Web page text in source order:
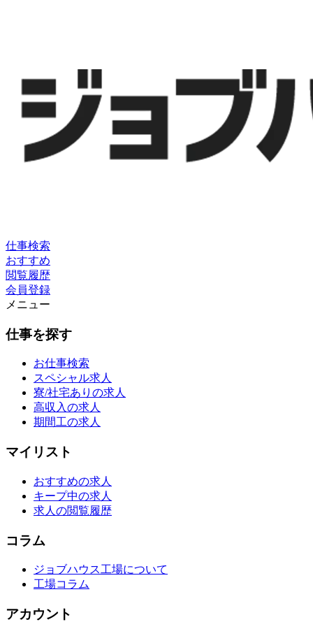
仕事検索
おすすめ
閲覧履歴
会員登録
メニュー
仕事を探す
お仕事検索
スペシャル求人
寮/社宅ありの求人
高収入の求人
期間工の求人
マイリスト
おすすめの求人
キープ中の求人
求人の閲覧履歴
コラム
ジョブハウス工場について
工場コラム
アカウント